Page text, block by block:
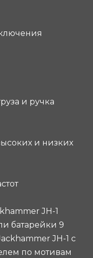
и ручка
и низких
JH-1
батарейки 9
JH-1 с
по мотивам